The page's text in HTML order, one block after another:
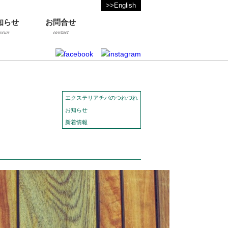
>>English
らせ お問合せ
contact
エクステリアチバのつれづれ
お知らせ
新着情報